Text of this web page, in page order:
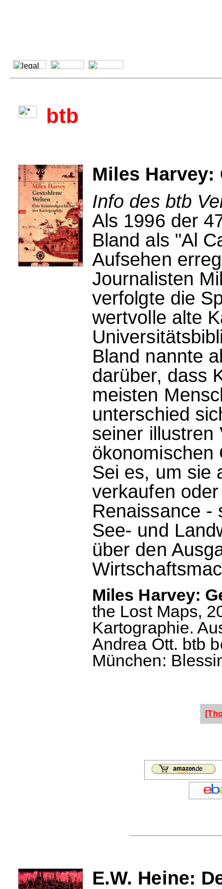
btb
Miles Harvey:
Info des btb
Als 1996 der
Bland als "Al
Aufsehen
Journalisten
verfolgte die
wertvolle alte
Bland nannte
darüber, dass
meisten
unterschied
seiner illustren
ökonomischen
Sei es, um sie
verkaufen
Renaissance -
See- und
über den
Miles Harvey:
the Lost Maps,
Kartographie.
Andrea Ott. btb
München:
E.W. Heine: